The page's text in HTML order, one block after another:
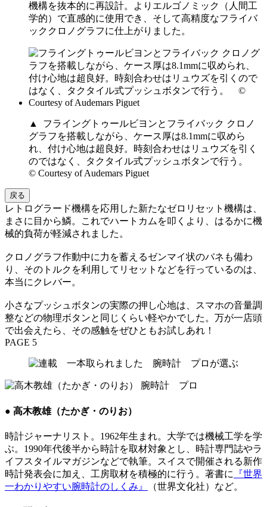
機構を抜本的に再設計。よりエルゴノミック（人間工
学的）で直感的に使用でき、そして高精度なフライバ
ッククロノグラフに仕上がりました。
▲ フライングトゥールビヨンとフライバック クロノ
グラフを搭載しながら、ケース厚は8.1mmに収めら
れ、付け心地は超良好。時刻合わせはリュウズを引く
のではなく、タクタイル式プッシュボタンで行う。
© Courtesy of Audemars Piguet
戻る
レトログラード機構を応用した新たなゼロリセット機構は、
まさに目から鱗。これでハートカムを叩くより、はるかに機
械的負荷が軽減されました。
クロノグラフ作動中に力を蓄えるゼンマイ状のバネも備わ
り、そのトルクを利用してリセットなどを行っているのは、
本当にクレバー。
小さなプッシュボタンの実際の押し心地は、スマホの音量調
整などの物理ボタンと同じくらい軽やかでした。万が一店頭
で出会えたら、その感触をぜひともお試しあれ！
PAGE 5
● 高木教雄（たかぎ・のりお）
時計ジャーナリスト。1962年生まれ。大学では機械工学を学
ぶ。1990年代後半から時計を取材対象とし、時計専門誌やラ
イフスタイルマガジンなどで執筆。スイスで開催される新作
時計発表会に加え、工房取材を積極的に行う。著書に
『世界
一わかりやすい腕時計のしくみ』
（世界文化社）など。